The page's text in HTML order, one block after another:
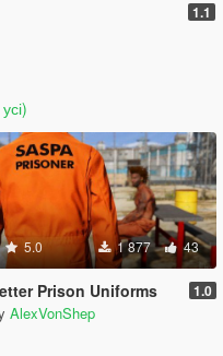
1.1
5.0 1 877 43
Prison Uniforms 1.0
AlexVonShep